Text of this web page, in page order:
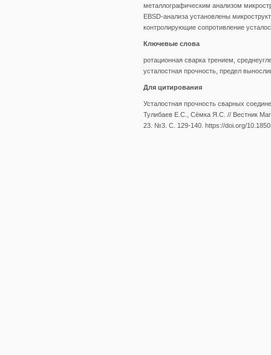
металлографическим анализом
EBSD-анализа установлены
контролирующие сопротивление
Ключевые слова
ротационная сварка трением,
усталостная прочность, предел
Для цитирования
Усталостная прочность сварных
Тулибаев Е.С., Сёмка Я.С. // Вестник
23. №3. С. 129-140. https://doi.org/